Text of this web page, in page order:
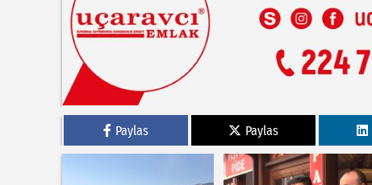
Paylas Paylas